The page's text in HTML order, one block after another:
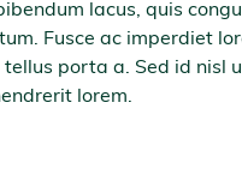
lacus, quis
Fusce ac imperdiet
porta a. Sed id nisl
lorem.